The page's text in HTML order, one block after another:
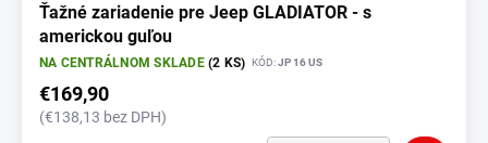
Ťažné zariadenie pre Jeep GLADIATOR - s
americkou guľou
NA CENTRÁLNOM SKLADE(2 KS) KÓD:JP 16 US
€169,90
(€138,13 bez DPH)